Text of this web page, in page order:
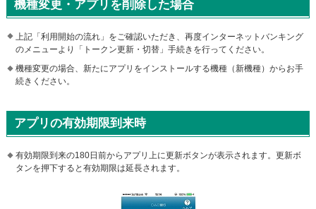
機種変更・アプリを削除した場合
上記「利用開始の流れ」をご確認いただき、再度インターネットバンキング
のメニューより「トークン更新・切替」手続きを行ってください。
機種変更の場合、新たにアプリをインストールする機種（新機種）からお手
続きください。
アプリの有効期限到来時
有効期限到来の180日前からアプリ上に更新ボタンが表示されます。更新ボ
タンを押下すると有効期限は延長されます。